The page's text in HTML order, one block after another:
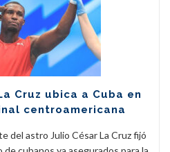
Cruz ubica a Cuba en
centroamericana
del astro Julio César La Cruz fijó